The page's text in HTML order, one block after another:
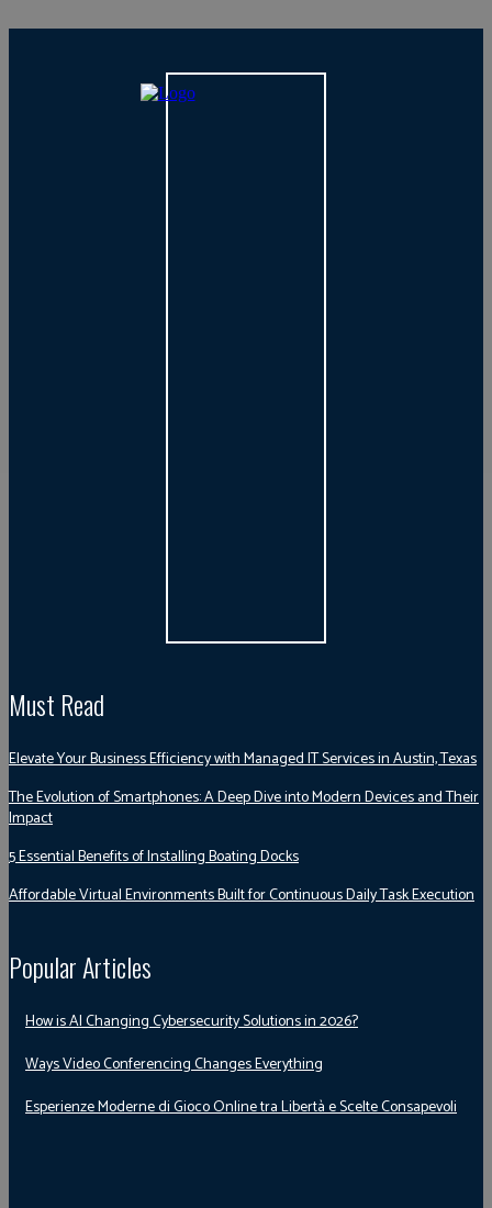
Must Read
Elevate Your Business Efficiency with Managed IT Services in Austin, Texas
The Evolution of Smartphones: A Deep Dive into Modern Devices and Their
Impact
5 Essential Benefits of Installing Boating Docks
Affordable Virtual Environments Built for Continuous Daily Task Execution
Popular Articles
How is AI Changing Cybersecurity Solutions in 2026?
Ways Video Conferencing Changes Everything
Esperienze Moderne di Gioco Online tra Libertà e Scelte Consapevoli